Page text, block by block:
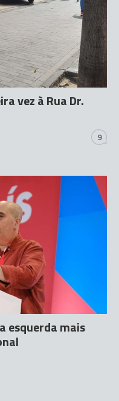
vez à Rua Dr.
9
esquerda mais